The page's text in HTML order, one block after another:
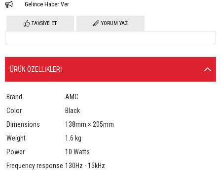
Gelince Haber Ver
TAVSIYE ET YORUM YAZ
ÜRÜN ÖZELLIKLERI
Brand
AMC
Color
Black
Dimensions
138mm × 205mm
Weight
1.6 kg
Power
10 Watts
Frequency response 130Hz - 15kHz